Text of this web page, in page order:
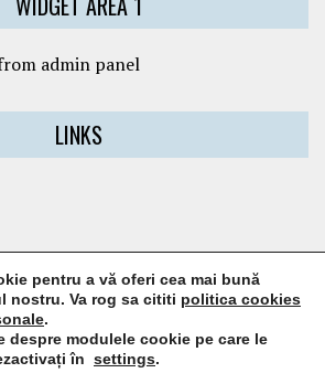
pentru a vă oferi cea mai bună
nostru. Va rog sa cititi politica cookies
.
despre modulele cookie pe care le
în settings.
admin panel
LINKS
WIDGET AREA 3